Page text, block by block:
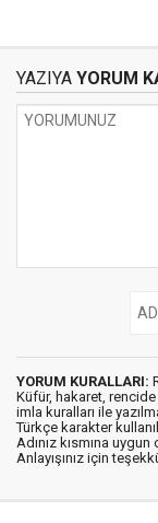
YAZIYA YORUM
YORUM KURALLARI:
Küfür, hakaret,
imla kuralları ile
Türkçe karakter
Adınız kısmına
Anlayışınız için